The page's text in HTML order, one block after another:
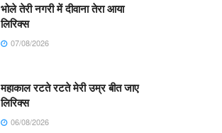
भोले तेरी नगरी में दीवाना तेरा आया
लिरिक्स
07/08/2026
महाकाल रटते रटते मेरी उम्र बीत जाए
लिरिक्स
06/08/2026